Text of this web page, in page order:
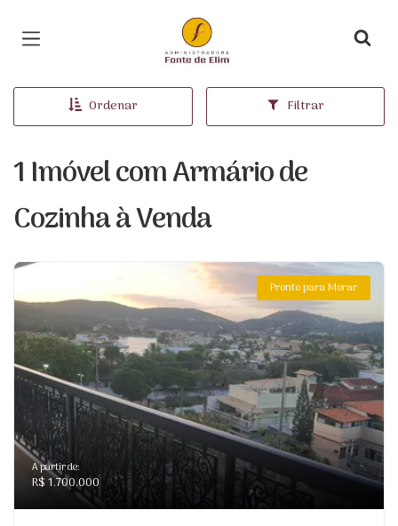
Página inicial
Ordenar Filtrar
1 Imóvel com Armário de
Cozinha à Venda
Pronto para Morar
A partir de:
R$ 1.700.000